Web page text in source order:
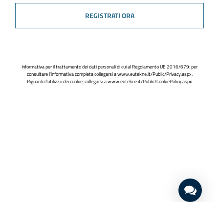
REGISTRATI ORA
Informativa per il trattamento dei dati personali di cui al Regolamento UE 2016/679: per
consultare l'informativa completa collegarsi awww.eutekne.it/Public/Privacy.aspx.
Riguardo l'utilizzo dei cookie, collegarsi awww.eutekne.it/Public/CookiePolicy.aspx